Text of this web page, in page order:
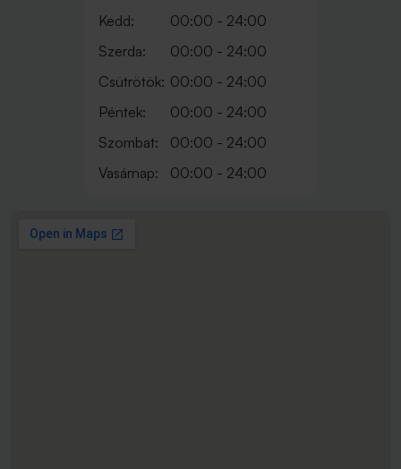
Kedd:
00:00 - 24:00
Szerda:
00:00 - 24:00
Csütrötök: 00:00 - 24:00
Péntek:
00:00 - 24:00
Szombat:
00:00 - 24:00
Vasárnap:
00:00 - 24:00